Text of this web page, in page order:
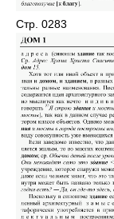
Стр. 0283